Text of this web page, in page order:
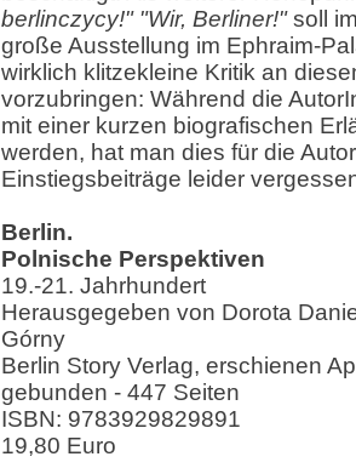
berlinczycy!" "Wir, Berliner!"soll
große Ausstellung im Ephraim-
wirklich klitzekleine Kritik an
vorzubringen: Während die
mit einer kurzen biografischen
werden, hat man dies für die
Einstiegsbeiträge leider
Berlin.
Polnische Perspektiven
19.-21. Jahrhundert
Herausgegeben von Dorota
Górny
Berlin Story Verlag, erschienen
gebunden - 447 Seiten
ISBN: 9783929829891
19,80 Euro